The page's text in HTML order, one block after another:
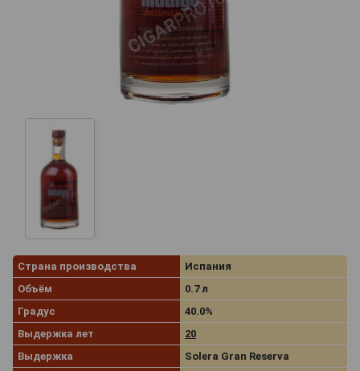
Страна производства
Испания
Объём
0.7 л
Градус
40.0%
Выдержка лет
20
Выдержка
Solera Gran Reserva